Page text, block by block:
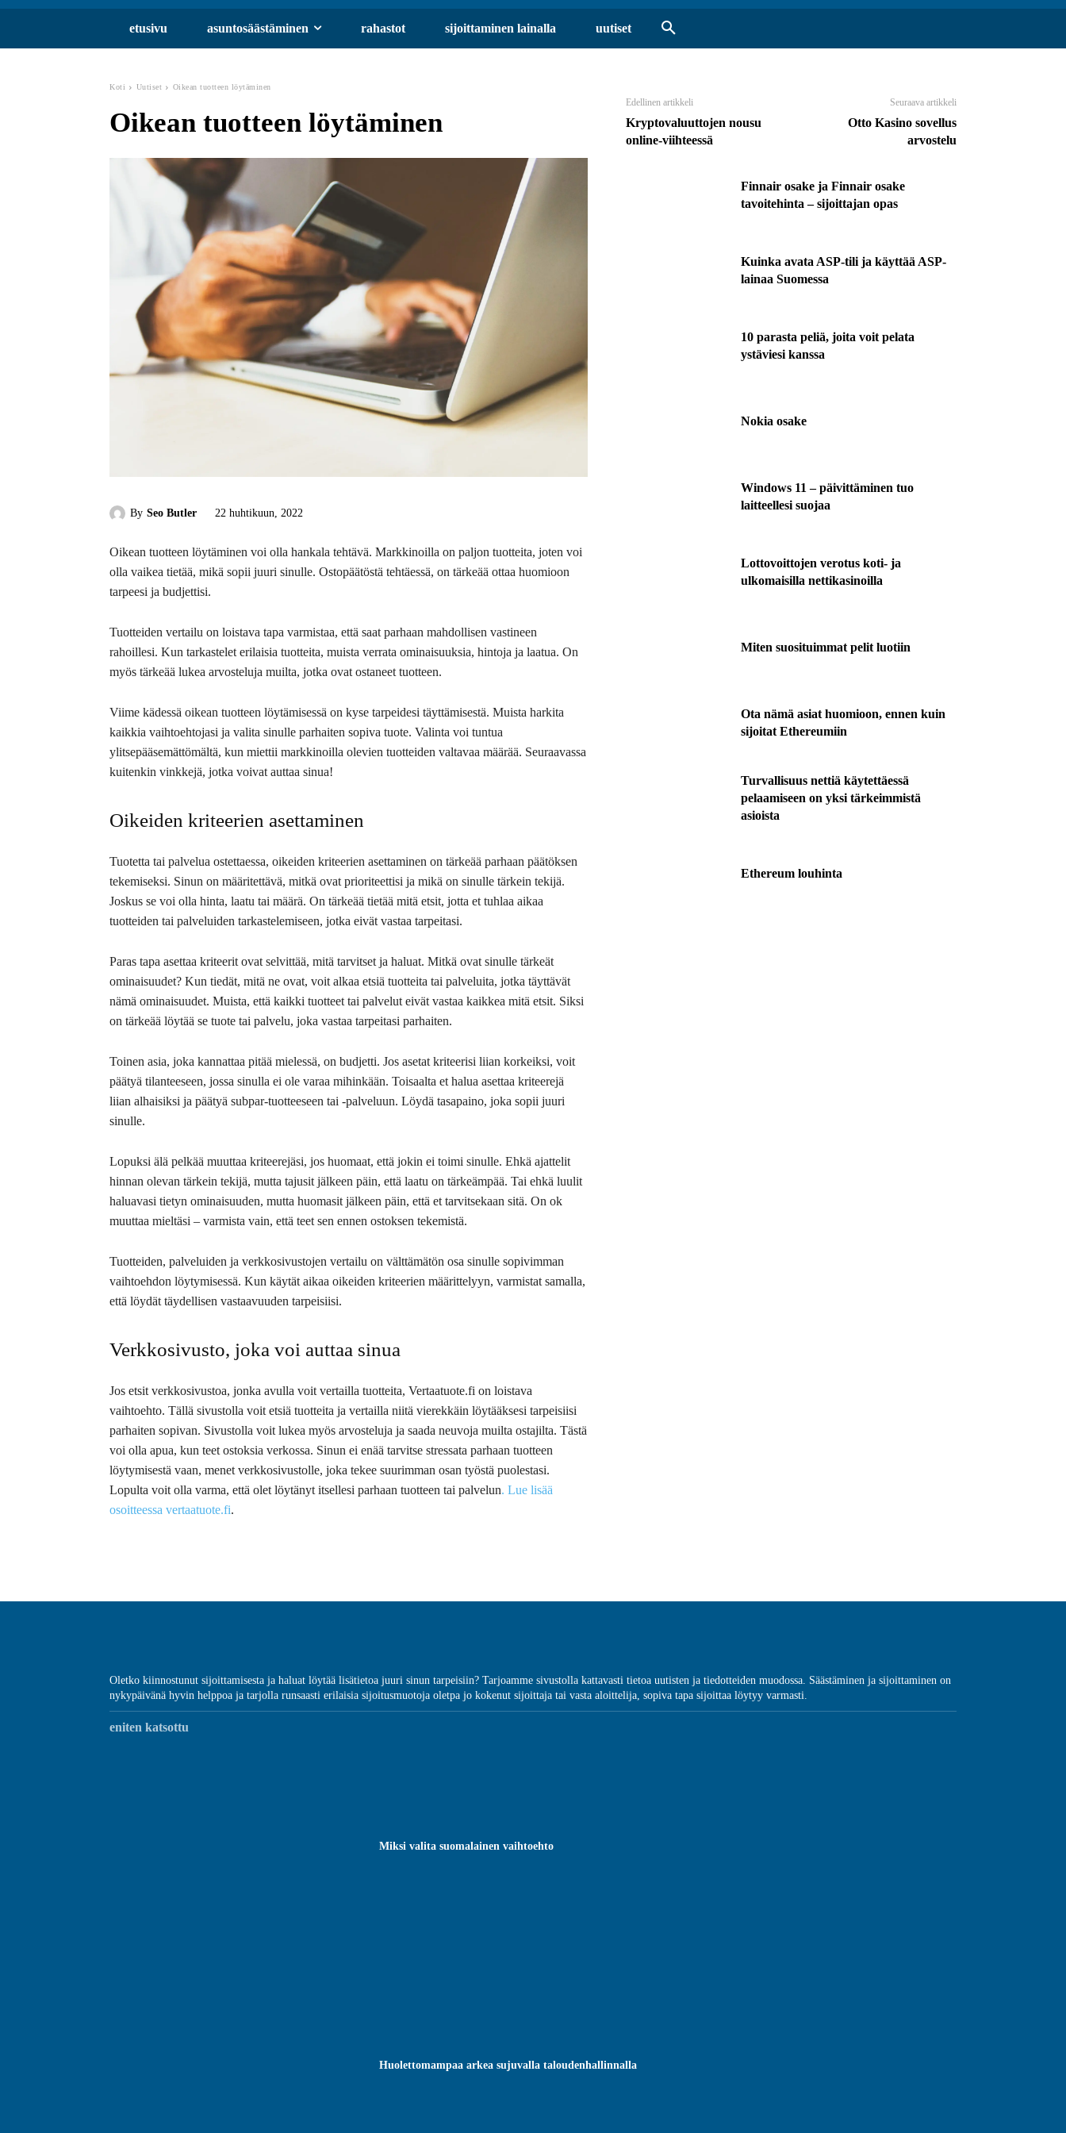
etusivu asuntosäästäminen rahastot sijoittaminen lainalla uutiset
Koti Uutiset Oikean tuotteen löytäminen
Oikean tuotteen löytäminen
By Seo Butler 22 huhtikuun, 2022
Oikean tuotteen löytäminen voi olla hankala tehtävä. Markkinoilla on paljon tuotteita, joten voi
olla vaikea tietää, mikä sopii juuri sinulle. Ostopäätöstä tehtäessä, on tärkeää ottaa huomioon
tarpeesi ja budjettisi.
Tuotteiden vertailu on loistava tapa varmistaa, että saat parhaan mahdollisen vastineen
rahoillesi. Kun tarkastelet erilaisia tuotteita, muista verrata ominaisuuksia, hintoja ja laatua. On
myös tärkeää lukea arvosteluja muilta, jotka ovat ostaneet tuotteen.
Viime kädessä oikean tuotteen löytämisessä on kyse tarpeidesi täyttämisestä. Muista harkita
kaikkia vaihtoehtojasi ja valita sinulle parhaiten sopiva tuote. Valinta voi tuntua
ylitsepääsemättömältä, kun miettii markkinoilla olevien tuotteiden valtavaa määrää. Seuraavassa
kuitenkin vinkkejä, jotka voivat auttaa sinua!
Oikeiden kriteerien asettaminen
Tuotetta tai palvelua ostettaessa, oikeiden kriteerien asettaminen on tärkeää parhaan päätöksen
tekemiseksi. Sinun on määritettävä, mitkä ovat prioriteettisi ja mikä on sinulle tärkein tekijä.
Joskus se voi olla hinta, laatu tai määrä. On tärkeää tietää mitä etsit, jotta et tuhlaa aikaa
tuotteiden tai palveluiden tarkastelemiseen, jotka eivät vastaa tarpeitasi.
Paras tapa asettaa kriteerit ovat selvittää, mitä tarvitset ja haluat. Mitkä ovat sinulle tärkeät
ominaisuudet? Kun tiedät, mitä ne ovat, voit alkaa etsiä tuotteita tai palveluita, jotka täyttävät
nämä ominaisuudet. Muista, että kaikki tuotteet tai palvelut eivät vastaa kaikkea mitä etsit. Siksi
on tärkeää löytää se tuote tai palvelu, joka vastaa tarpeitasi parhaiten.
Toinen asia, joka kannattaa pitää mielessä, on budjetti. Jos asetat kriteerisi liian korkeiksi, voit
päätyä tilanteeseen, jossa sinulla ei ole varaa mihinkään. Toisaalta et halua asettaa kriteerejä
liian alhaisiksi ja päätyä subpar-tuotteeseen tai -palveluun. Löydä tasapaino, joka sopii juuri
sinulle.
Lopuksi älä pelkää muuttaa kriteerejäsi, jos huomaat, että jokin ei toimi sinulle. Ehkä ajattelit
hinnan olevan tärkein tekijä, mutta tajusit jälkeen päin, että laatu on tärkeämpää. Tai ehkä luulit
haluavasi tietyn ominaisuuden, mutta huomasit jälkeen päin, että et tarvitsekaan sitä. On ok
muuttaa mieltäsi – varmista vain, että teet sen ennen ostoksen tekemistä.
Tuotteiden, palveluiden ja verkkosivustojen vertailu on välttämätön osa sinulle sopivimman
vaihtoehdon löytymisessä. Kun käytät aikaa oikeiden kriteerien määrittelyyn, varmistat samalla,
että löydät täydellisen vastaavuuden tarpeisiisi.
Verkkosivusto, joka voi auttaa sinua
Jos etsit verkkosivustoa, jonka avulla voit vertailla tuotteita, Vertaatuote.fi on loistava
vaihtoehto. Tällä sivustolla voit etsiä tuotteita ja vertailla niitä vierekkäin löytääksesi tarpeisiisi
parhaiten sopivan. Sivustolla voit lukea myös arvosteluja ja saada neuvoja muilta ostajilta. Tästä
voi olla apua, kun teet ostoksia verkossa. Sinun ei enää tarvitse stressata parhaan tuotteen
löytymisestä vaan, menet verkkosivustolle, joka tekee suurimman osan työstä puolestasi.
Lopulta voit olla varma, että olet löytänyt itsellesi parhaan tuotteen tai palvelun. Lue lisää
osoitteessa vertaatuote.fi.
Edellinen artikkeli
Kryptovaluuttojen nousu
online-viihteessä
Seuraava artikkeli
Otto Kasino sovellus
arvostelu
Finnair osake ja Finnair osake
tavoitehinta – sijoittajan opas
Kuinka avata ASP-tili ja käyttää ASP-
lainaa Suomessa
10 parasta peliä, joita voit pelata
ystäviesi kanssa
Nokia osake
Windows 11 – päivittäminen tuo
laitteellesi suojaa
Lottovoittojen verotus koti- ja
ulkomaisilla nettikasinoilla
Miten suosituimmat pelit luotiin
Ota nämä asiat huomioon, ennen kuin
sijoitat Ethereumiin
Turvallisuus nettiä käytettäessä
pelaamiseen on yksi tärkeimmistä
asioista
Ethereum louhinta
Oletko kiinnostunut sijoittamisesta ja haluat löytää lisätietoa juuri sinun tarpeisiin? Tarjoamme sivustolla kattavasti tietoa uutisten ja tiedotteiden muodossa. Säästäminen ja sijoittaminen on
nykypäivänä hyvin helppoa ja tarjolla runsaasti erilaisia sijoitusmuotoja oletpa jo kokenut sijoittaja tai vasta aloittelija, sopiva tapa sijoittaa löytyy varmasti.
eniten katsottu
Miksi valita suomalainen vaihtoehto
Huolettomampaa arkea sujuvalla taloudenhallinnalla